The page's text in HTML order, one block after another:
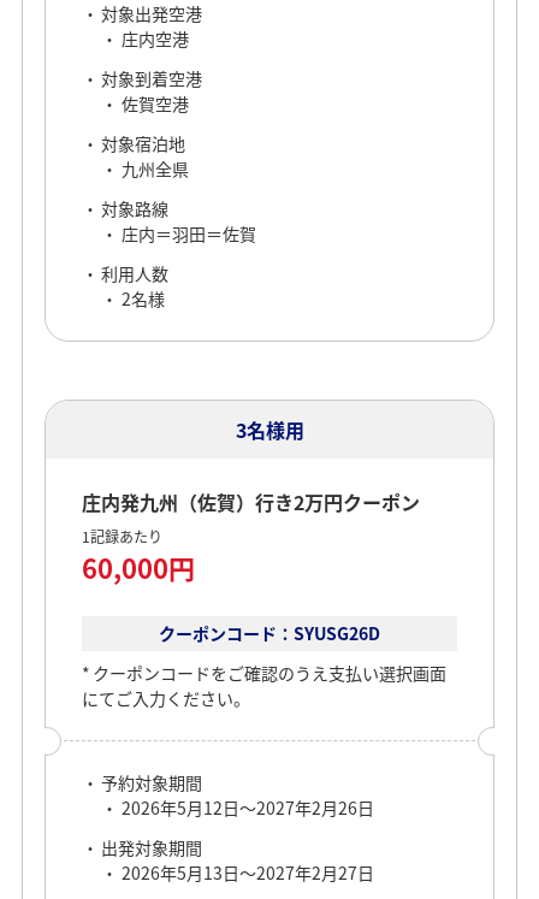
対象出発空港
庄内空港
対象到着空港
佐賀空港
対象宿泊地
九州全県
対象路線
庄内＝羽田＝佐賀
利用人数
2名様
3名様用
庄内発九州（佐賀）行き2万円クーポン
1記録あたり
60,000円
クーポンコード：SYUSG26D
クーポンコードをご確認のうえ支払い選択画面
にてご入力ください。
予約対象期間
2026年5月12日～2027年2月26日
出発対象期間
2026年5月13日～2027年2月27日